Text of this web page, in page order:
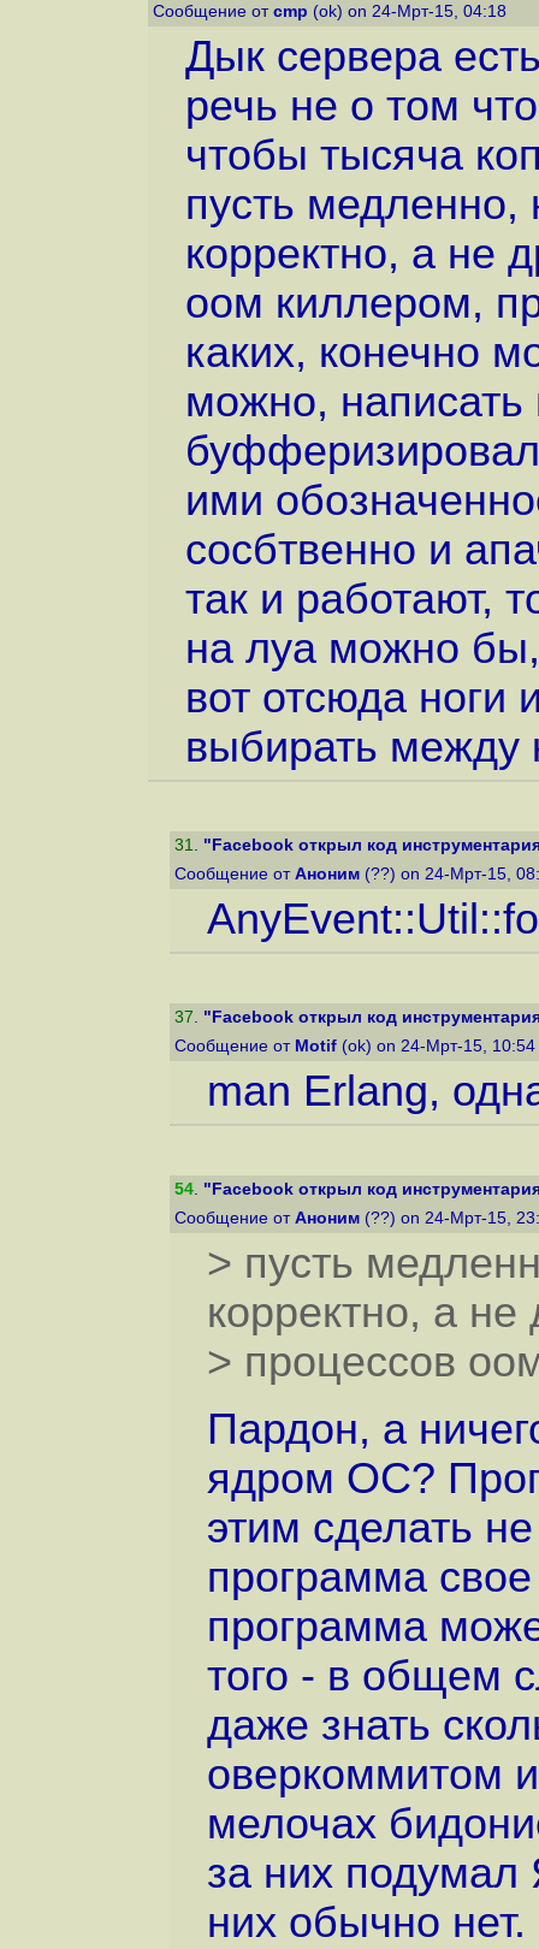
Сообщение от cmp (ok) on 24-Мрт-15, 04:18
Дык сервера
речь не о том
чтобы тысяча
пусть медленно,
корректно, а не
оом киллером,
каких, конечно
можно,
ими
сосбтвенно и
так и работают,
на луа можно
вот отсюда ноги
выбирать между
31. "Facebook открыл код
Сообщение от Аноним (??) on 24-Мрт-15,
37. "Facebook открыл код
Сообщение от Motif (ok) on 24-Мрт-15, 10:54
man Erlang,
54. "Facebook открыл код
Сообщение от Аноним (??) on 24-Мрт-15,
> пусть
корректно, а
> процессов
Пардон, а
ядром ОС?
этим сделать
программа свое
программа
того - в общем
даже знать
оверкоммитом
мелочах
за них подумал
них обычно нет.